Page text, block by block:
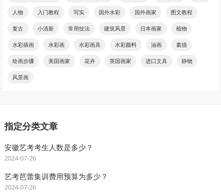
人物 入门教程 写实 国外水彩 国外画家 图文教程
复古 小清新 常用技法 建筑风景 日本画家 植物
水彩插画 水彩画 水彩画具 水彩颜料 油画 素描
绘画步骤 美国画家 花卉 英国画家 进口文具 静物
风景画
指定分类文章
安徽艺考考生人数是多少？
2024-07-26
艺考芭蕾集训费用预算为多少？
2024-07-26